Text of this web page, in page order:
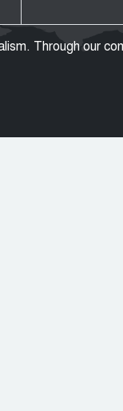
Through our